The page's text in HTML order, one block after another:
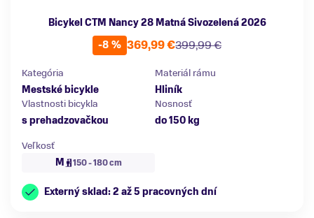
Bicykel CTM Nancy 28 Matná Sivozelená 2026
-8 %
399,99 €
369,99 €
Kategória
Mestské bicykle
Materiál rámu
Hliník
Vlastnosti bicykla
s prehadzovačkou
Nosnosť
do 150 kg
Veľkosť
M
150 - 180 cm
Externý sklad: 2 až 5 pracovných dní